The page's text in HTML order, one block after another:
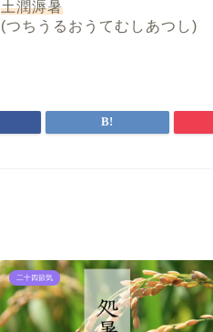
土潤溽暑
(つちうるおうてむしあつし)
二十四節気